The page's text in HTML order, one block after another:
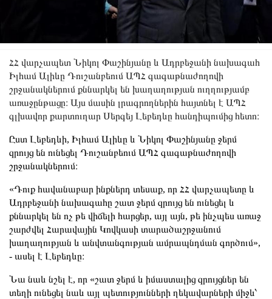
ՀՀ վարչապետ Նիկոլ Փաշինյանը և Ադրբեջանի նախագահ
Իլհամ Ալիևը Դուշանբեում ԱՊՀ գագաթնաժողովի
շրջանակներում քննարկել են խաղաղության ուղղությամբ
առաջընթացը։ Այս մասին լրագրողներին հայտնել է ԱՊՀ
գլխավոր քարտուղար Սերգեյ Լեբեդևը հանդիպումից հետո։
Ըստ Լեբեդևի, Իլհամ Ալիևը և Նիկոլ Փաշինյանը ջերմ
զրույց են ունեցել Դուշանբեում ԱՊՀ գագաթնաժողովի
շրջանակներում։
«Դուք հավանաբար ինքներդ տեսաք, որ ՀՀ վարչապետը և
Ադրբեջանի նախագահը շատ ջերմ զրույց են ունեցել և
քննարկել են ոչ թե վիճելի հարցեր, այլ այն, թե ինչպես առաջ
շարժվել Հարավային Կովկասի տարածաշրջանում
խաղաղության և անվտանգության ամրապնդման գործում»,
- ասել է Լեբեդևը։
Նա նաև նշել է, որ «շատ ջերմ և իմաստալից զրույցներ են
տեղի ունեցել նաև այլ պետությունների ղեկավարների միջև՝